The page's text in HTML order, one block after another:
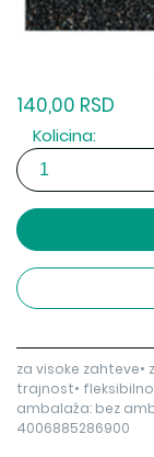
140,00 RSD
Kolicina:
za visoke
trajnost• fleksibilno
ambalaža: bez
4006885286900